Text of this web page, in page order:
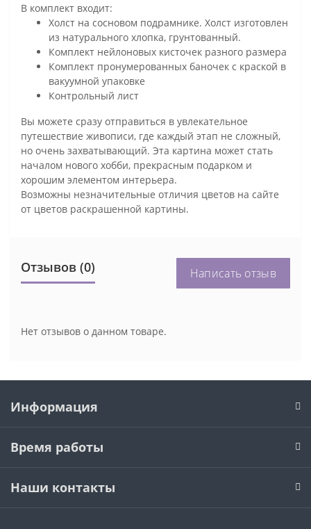
В комплект входит:
Холст на сосновом подрамнике. Холст изготовлен
из натурального хлопка, грунтованный.
Комплект нейлоновых кисточек разного размера
Комплект пронумерованных баночек с краской в
вакуумной упаковке
Контрольный лист
Вы можете сразу отправиться в увлекательное
путешествие живописи, где каждый этап не сложный,
но очень захватывающий. Эта картина может стать
началом нового хобби, прекрасным подарком и
хорошим элементом интерьера.
Возможны незначительные отличия цветов на сайте
от цветов раскрашенной картины.
Отзывов (0) Написать отзыв
Нет отзывов о данном товаре.
Информация
Время работы
Наши контакты